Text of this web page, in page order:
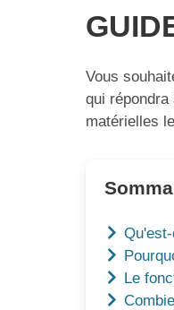
Vous
qui
matérielles
Le